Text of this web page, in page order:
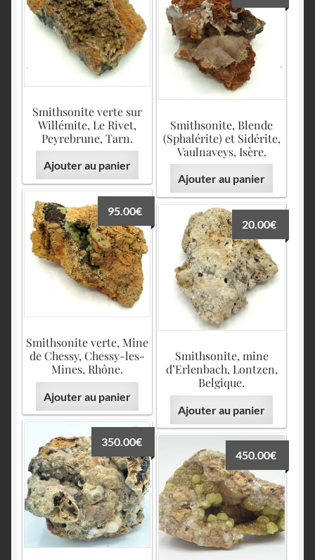
Smithsonite verte sur
Willémite, Le Rivet,
Peyrebrune, Tarn.
Ajouter au panier
Smithsonite, Blende
(Sphalérite) et Sidérite,
Vaulnaveys, Isère.
Ajouter au panier
Smithsonite verte, Mine
de Chessy, Chessy-les-
Mines, Rhône.
95.00€
Ajouter au panier
Smithsonite, mine
d’Erlenbach, Lontzen,
Belgique.
20.00€
Ajouter au panier
350.00€
450.00€